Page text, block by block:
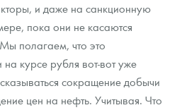
и даже на санкционную
пока они не касаются
полагаем, что это
курсе рубля вот-вот уже
сокращение добычи
цен на нефть. Учитывая. Что